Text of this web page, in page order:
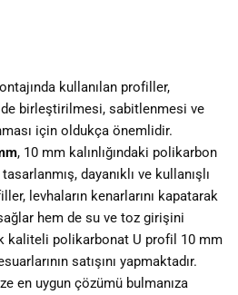
kullanılan profiller,
birleştirilmesi, sabitlenmesi ve
için oldukça önemlidir.
, 10 mm kalınlığındaki polikarbon
dayanıklı ve kullanışlı
levhaların kenarlarını kapatarak
hem de su ve toz girişini
kaliteli polikarbonat U profil 10 mm
satışını yapmaktadır.
en uygun çözümü bulmanıza